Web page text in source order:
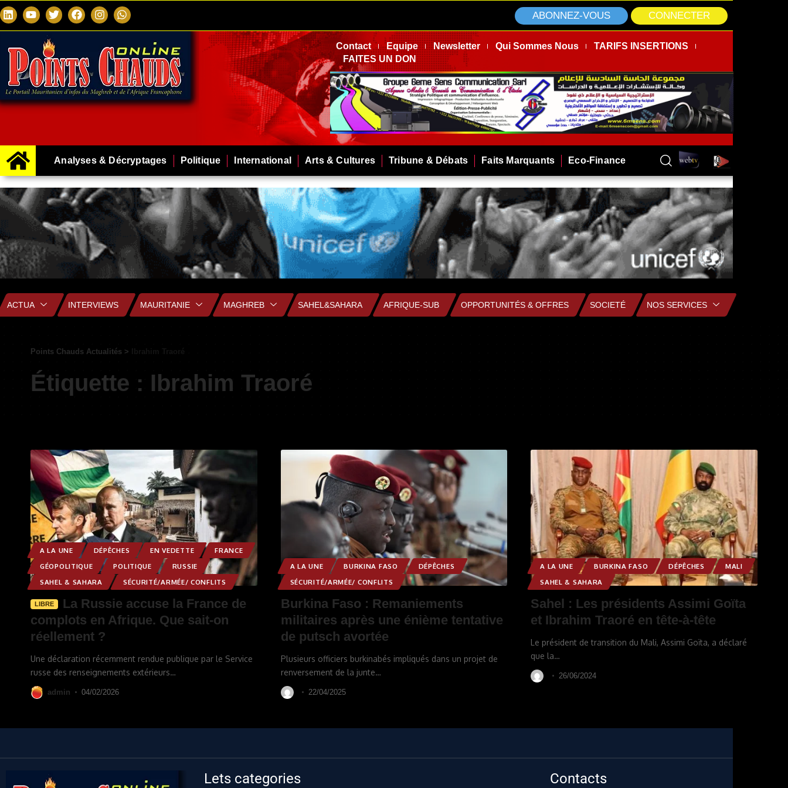
ABONNEZ-VOUS CONNECTER
Contact Equipe Newsletter Qui Sommes Nous
TARIFS INSERTIONS
FAITES UN DON
Analyses & Décryptages Politique International Arts & Cultures Tribune & Débats Faits Marquants Eco-Finance
ACTUA INTERVIEWS MAURITANIE MAGHREB SAHEL&SAHARA AFRIQUE-SUB OPPORTUNITÉS & OFFRES SOCIETÉ NOS SERVICES
Points Chauds Actualités >
Étiquette : Ibrahim Traoré
A LA UNE DÉPÊCHES EN VEDETTE
FRANCE
GÉOPOLITIQUE
POLITIQUE
RUSSIE
SAHEL & SAHARA
SÉCURITÉ/ARMÉE/ CONFLITS
LIBRE
La Russie accuse la France de
complots en Afrique. Que sait-on
réellement ?
Une déclaration récemment rendue publique par le Service
russe des renseignements extérieurs…
admin 04/02/2026
A LA UNE BURKINA FASO
DÉPÊCHES
SÉCURITÉ/ARMÉE/ CONFLITS
Burkina Faso : Remaniements
militaires après une énième tentative
de putsch avortée
Plusieurs officiers burkinabés impliqués dans un projet de
renversement de la junte…
22/04/2025
A LA UNE BURKINA FASO DÉPÊCHES
MALI
SAHEL & SAHARA
Sahel : Les présidents Assimi Goïta
et Ibrahim Traoré en tête-à-tête
Le président de transition du Mali, Assimi Goïta, a déclaré
que la…
26/06/2024
Lets categories Contacts